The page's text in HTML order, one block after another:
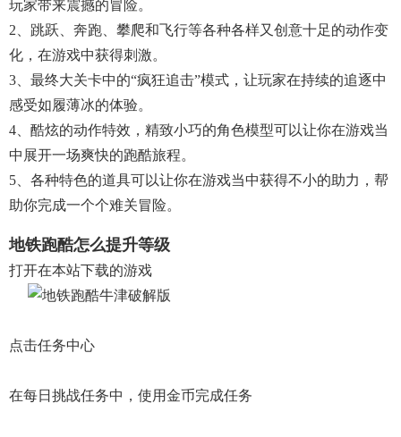
玩家带来震撼的冒险。
2、跳跃、奔跑、攀爬和飞行等各种各样又创意十足的动作变
化，在游戏中获得刺激。
3、最终大关卡中的“疯狂追击”模式，让玩家在持续的追逐中
感受如履薄冰的体验。
4、酷炫的动作特效，精致小巧的角色模型可以让你在游戏当
中展开一场爽快的跑酷旅程。
5、各种特色的道具可以让你在游戏当中获得不小的助力，帮
助你完成一个个难关冒险。
地铁跑酷怎么提升等级
打开在本站下载的游戏
点击任务中心
在每日挑战任务中，使用金币完成任务